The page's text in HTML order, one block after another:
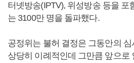
터넷방송(IPTV), 위성방송 등을 포
는 3100만 명을 돌파했다.
공정위는 불허 결정은 그동안의 심
상당히 이례적인데 그만큼 앞으로